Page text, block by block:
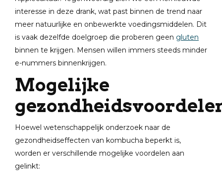
interesse in deze drank, wat past binnen de trend naar
meer natuurlijke en onbewerkte voedingsmiddelen. Dit
is vaak dezelfde doelgroep die proberen geen gluten
binnen te krijgen. Mensen willen immers steeds minder
e-nummers binnenkrijgen.
Mogelijke
Hoewel wetenschappelijk onderzoek naar de
gezondheidseffecten van kombucha beperkt is,
worden er verschillende mogelijke voordelen aan
gelinkt: